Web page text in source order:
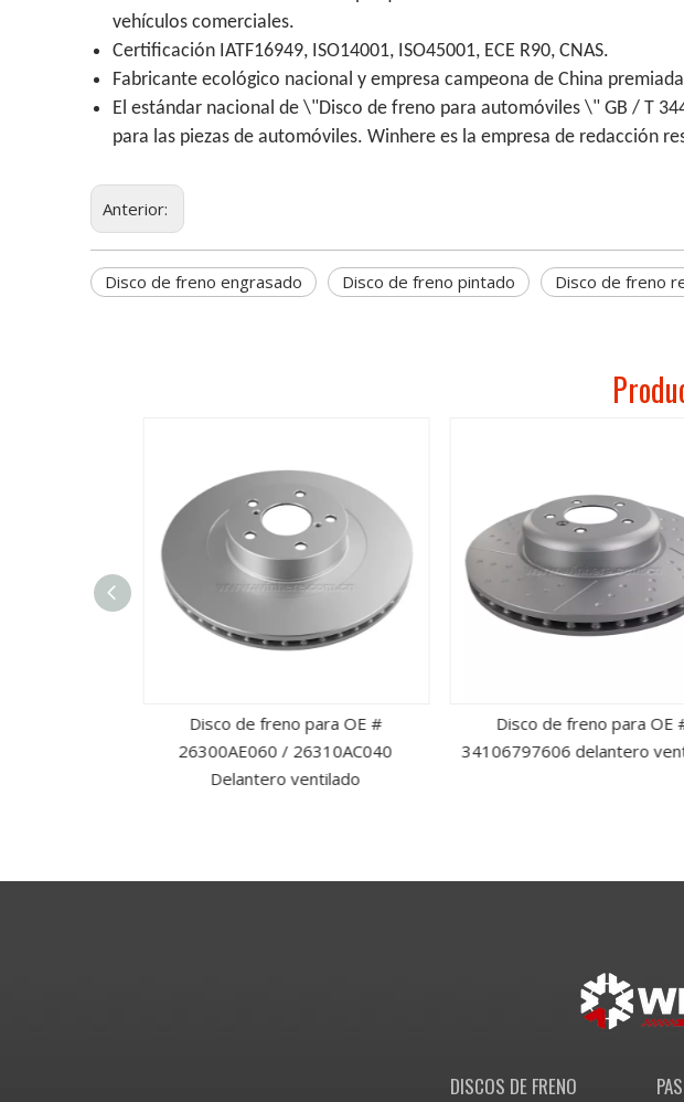
vehículos comerciales.
Certificación IATF16949, ISO14001, ISO45001, ECE R90, CNAS.
Fabricante ecológico nacional y empresa campeona de China
El estándar nacional de \"Disco de freno para automóviles \" GB / T
para las piezas de automóviles. Winhere es la empresa de redacción
Anterior:
Disco de freno engrasado Disco de freno pintado Disco de freno
Disco de freno para OE #
26300AE060 / 26310AC040
Delantero ventilado
Disco de freno para OE
34106797606 delantero
DISCOS DE FRENO